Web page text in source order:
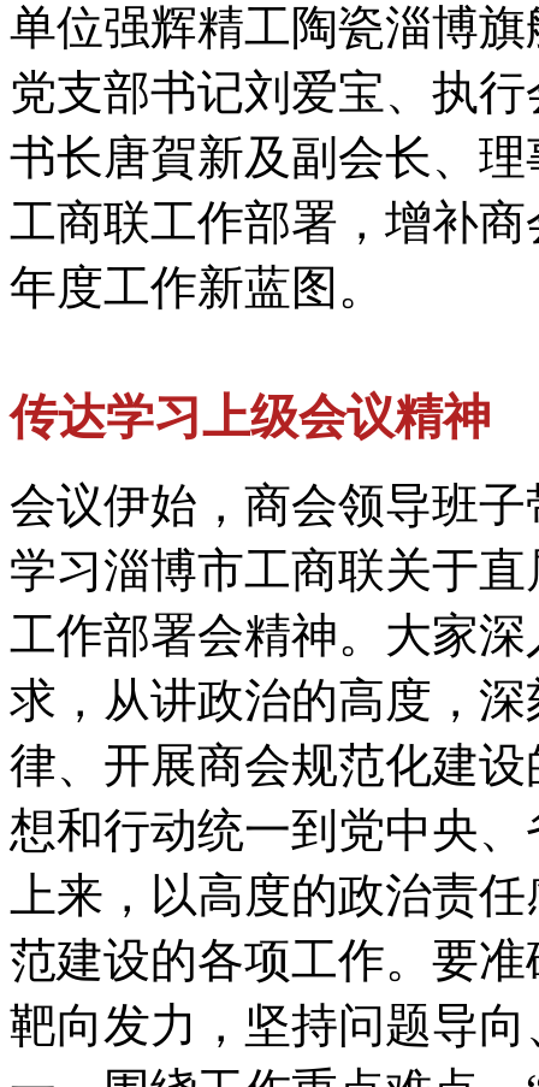
单位强辉精工陶瓷淄博
党支部书记刘爱宝、执
书长唐賀新及副会长、
工商联工作部署，增补
年度工作新蓝图。
传达学习上级会议精神
会议伊始，商会领导班
学习淄博市工商联关于
工作部署会精神。大家
求，从讲政治的高度，
律、开展商会规范化建
想和行动统一到党中央
上来，以高度的政治责
范建设的各项工作。要
靶向发力，坚持问题导